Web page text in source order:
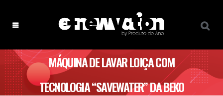
MÁQUINA DE LAVAR LOIÇA COM
TECNOLOGIA “SAVEWATER” DA BEKO